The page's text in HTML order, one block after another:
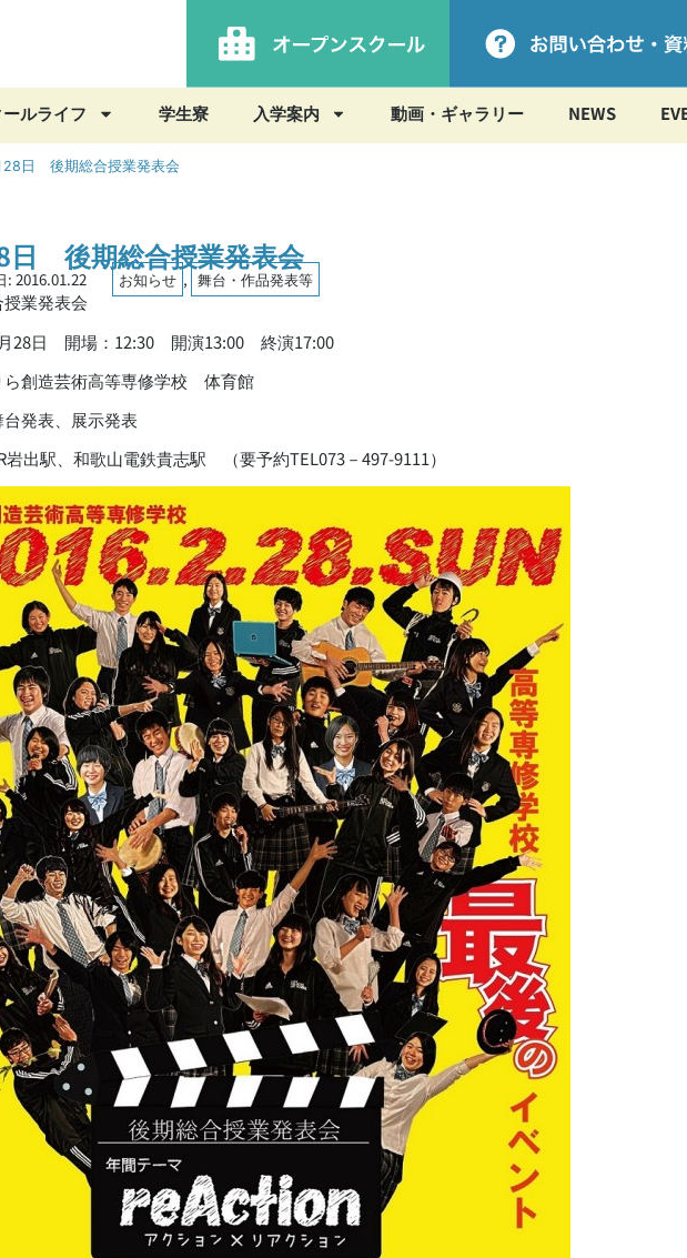
ルライフ 学生寮 入学案内 動画・ギャラリー NEWS
日 後期総合授業発表会
日 後期総合授業発表会
: 2016.01.22 お知らせ , 舞台・作品発表等
業発表会
28日 開場：12:30 開演13:00 終演17:00
ら創造芸術高等専修学校 体育館
発表、展示発表
岩出駅、和歌山電鉄貴志駅 （要予約TEL073－497-9111）